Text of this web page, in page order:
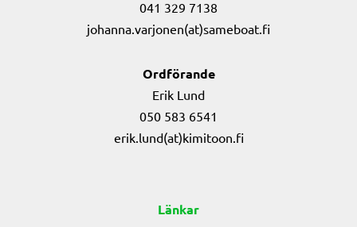
041 329 7138
johanna.varjonen(at)sameboat.fi
Ordförande
Erik Lund
050 583 6541
erik.lund(at)kimitoon.fi
Länkar